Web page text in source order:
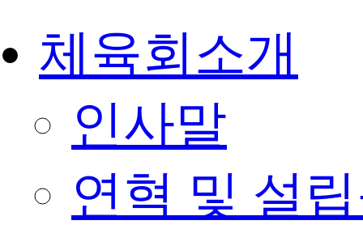
체육회소개
인사말
연혁 및 설